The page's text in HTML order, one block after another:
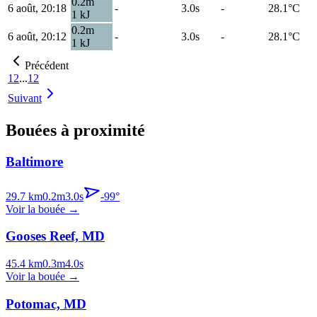
6 août, 20:18
1 kJ
- 3.0s - 28.1°C
6 août, 20:12
0.2m
1 kJ
- 3.0s - 28.1°C
Précédent
1 2...12
Suivant
Bouées à proximité
Baltimore
29.7 km0.2m3.0s -99°
Voir la bouée →
Gooses Reef, MD
45.4 km0.3m4.0s
Voir la bouée →
Potomac, MD